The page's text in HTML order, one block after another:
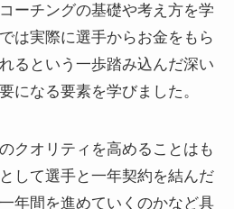
ーチングの基礎や考え方を学
は実際に選手からお金をもら
るという一歩踏み込んだ深い
になる要素を学びました。
クオリティを高めることはも
して選手と一年契約を結んだ
年間を進めていくのかなど具